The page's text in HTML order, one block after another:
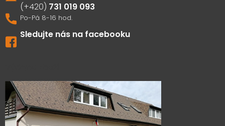
731 019 093
Sledujte nás na facebooku